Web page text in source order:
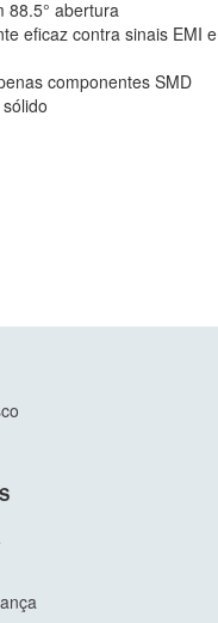
88.5° abertura
eficaz contra sinais EMI e
componentes SMD